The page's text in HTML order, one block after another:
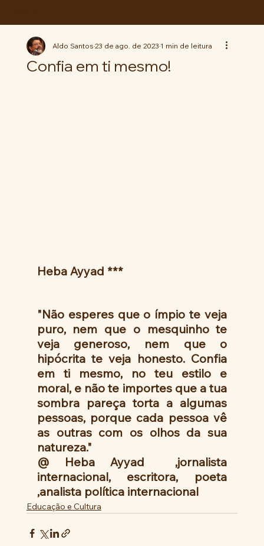
Confia em ti mesmo!
Aldo Santos23 de ago. de 20231 min de leitura
Heba Ayyad ***
"Não esperes que o ímpio te veja
puro, nem que o mesquinho te
veja generoso, nem que o
hipócrita te veja honesto. Confia
em ti mesmo, no teu estilo e
moral, e não te importes que a tua
sombra pareça torta a algumas
pessoas, porque cada pessoa vê
as outras com os olhos da sua
natureza."
@ Heba Ayyad  ,jornalista
internacional, escritora, poeta
,analista política internacional
Educação e Cultura